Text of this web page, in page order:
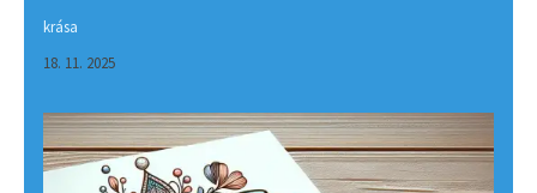
krása
18. 11. 2025